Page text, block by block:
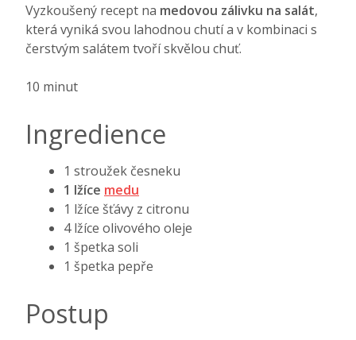
Vyzkoušený recept na medovou zálivku na salát,
která vyniká svou lahodnou chutí a v kombinaci s
čerstvým salátem tvoří skvělou chuť.
10 minut
Ingredience
1 stroužek česneku
1 lžíce medu
1 lžíce šťávy z citronu
4 lžíce olivového oleje
1 špetka soli
1 špetka pepře
Postup